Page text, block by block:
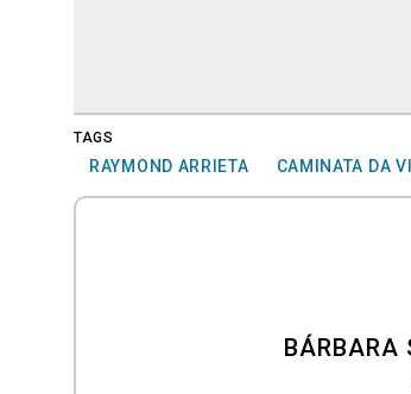
TAGS
RAYMOND ARRIETA CAMINATA DA
BÁRBARA